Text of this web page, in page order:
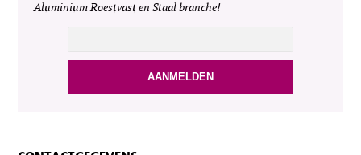
Aluminium Roestvast en Staal branche!